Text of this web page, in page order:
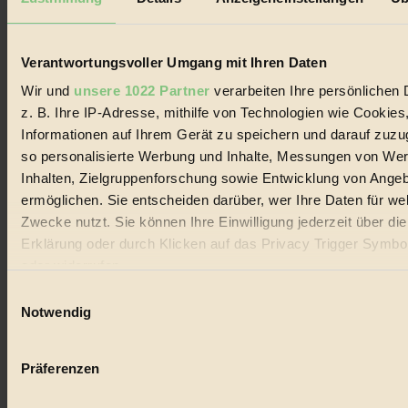
Verantwortungsvoller Umgang mit Ihren Daten
Wir und unsere 1022 Partner verarbeiten Ihre persönlichen
z. B. Ihre IP-Adresse, mithilfe von Technologien wie
Informationen auf Ihrem Gerät zu speichern und darauf
so personalisierte Werbung und Inhalte, Messungen von
Inhalten, Zielgruppenforschung sowie Entwicklung von
ermöglichen. Sie entscheiden darüber, wer Ihre Daten für
Zwecke nutzt. Sie können Ihre Einwilligung jederzeit über
Erklärung oder durch Klicken auf das Privacy Trigger
Wenn Sie es erlauben, würden wir auch gerne:
Ihr Gerät durch aktives Scannen nach bestimmten
Notwendig
Präferenzen
Biorama steht für einen nachhaltigen Lebensstil und bewussten
Lebenswandel. Es ist eine moderne Plattform für Ideen, Menschen
Handels mit Bioprodukten, des Fair-Trade sowie der Branche
alternativer Energien.
Social Media
22.601 Fans auf Facebook
3.415 Follower auf Twitter
Folge uns auf Instagram
Themen
Bio
Vegan